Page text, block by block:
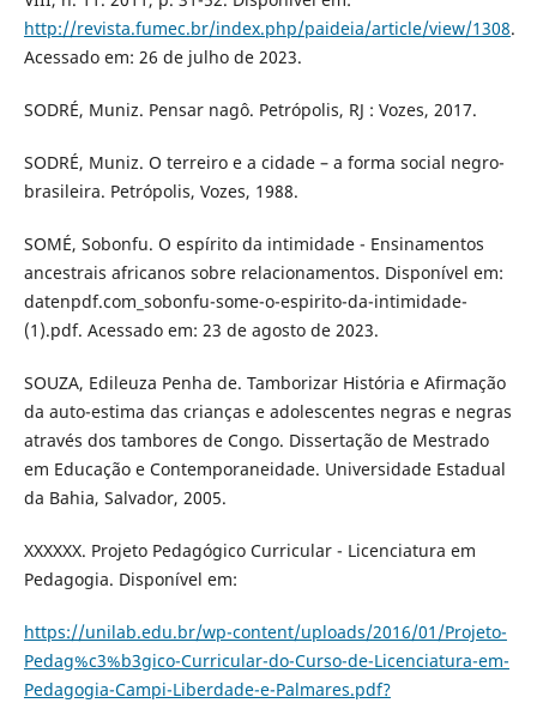
http://revista.fumec.br/index.php/paideia/article/view/1308.
Acessado em: 26 de julho de 2023.
SODRÉ, Muniz. Pensar nagô. Petrópolis, RJ : Vozes, 2017.
SODRÉ, Muniz. O terreiro e a cidade – a forma social negro-
brasileira. Petrópolis, Vozes, 1988.
SOMÉ, Sobonfu. O espírito da intimidade - Ensinamentos
ancestrais africanos sobre relacionamentos. Disponível em:
datenpdf.com_sobonfu-some-o-espirito-da-intimidade-
(1).pdf. Acessado em: 23 de agosto de 2023.
SOUZA, Edileuza Penha de. Tamborizar História e Afirmação
da auto-estima das crianças e adolescentes negras e negras
através dos tambores de Congo. Dissertação de Mestrado
em Educação e Contemporaneidade. Universidade Estadual
da Bahia, Salvador, 2005.
XXXXXX. Projeto Pedagógico Curricular - Licenciatura em
Pedagogia. Disponível em:
https://unilab.edu.br/wp-content/uploads/2016/01/Projeto-
Pedag%c3%b3gico-Curricular-do-Curso-de-Licenciatura-em-
Pedagogia-Campi-Liberdade-e-Palmares.pdf?